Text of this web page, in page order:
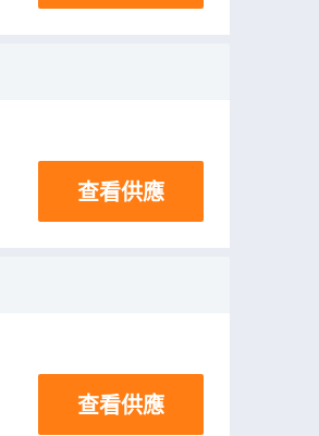
查看供應
查看供應